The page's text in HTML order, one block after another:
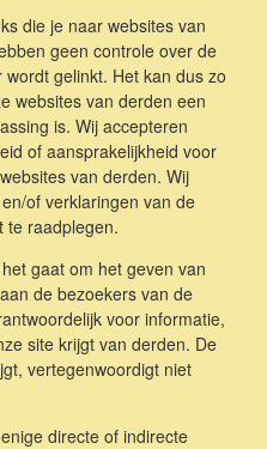
die je naar websites van
geen controle over de
gelinkt. Het kan dus zo
websites van derden een
is. Wij accepteren
of aansprakelijkheid voor
van derden. Wij
of verklaringen van de
te raadplegen.
gaat om het geven van
de bezoekers van de
voor informatie,
site krijgt van derden. De
vertegenwoordigt niet
directe of indirecte